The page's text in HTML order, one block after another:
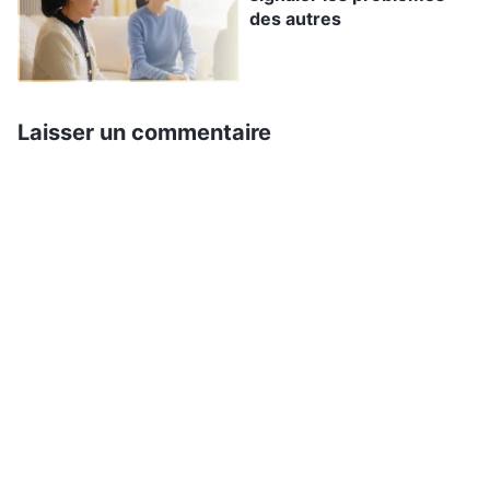
faisait rien. Ces signalements des frères et
sœurs m’attristaient beaucoup et j’avais
l’impression de ne pas voir clairement qui elle
était. J’ai prié Dieu, Lui demandant de me guider
des autres
Laisser un commentaire